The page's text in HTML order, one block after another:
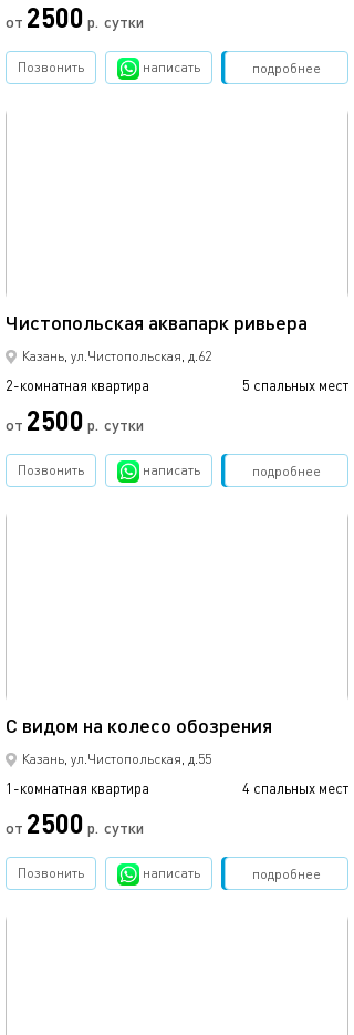
от 2500 р. сутки
подробнее
Позвонить написать Забронировать
Чистопольская аквапарк ривьера
Казань, ул.Чистопольская, д.62
2-комнатная квартира 5 спальных мест
от 2500 р. сутки
подробнее
Позвонить написать Забронировать
С видом на колесо обозрения
Казань, ул.Чистопольская, д.55
1-комнатная квартира 4 спальных мест
от 2500 р. сутки
подробнее
Позвонить написать Забронировать